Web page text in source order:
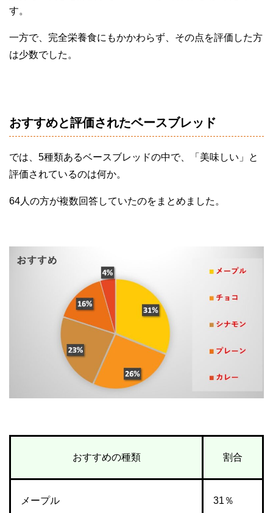
す。
一方で、完全栄養食にもかかわらず、その点を評価した方
は少数でした。
おすすめと評価されたベースブレッド
では、5種類あるベースブレッドの中で、「美味しい」と
評価されているのは何か。
64人の方が複数回答していたのをまとめました。
おすすめの種類 割合
メープル 31％